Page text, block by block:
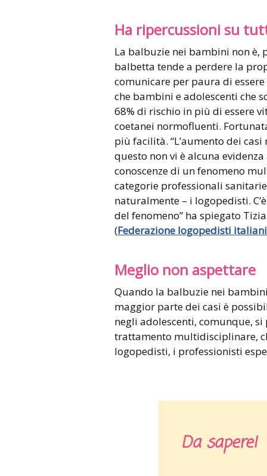
Ha ripercussioni su
La balbuzie nei bambini non è,
balbetta tende a perdere la
comunicare per paura di
che bambini e adolescenti che
68% di rischio in più di essere
coetanei normofluenti.
più facilità. “L’aumento dei
questo non vi è alcuna
conoscenze di un fenomeno
categorie professionali
naturalmente – i logopedisti.
del fenomeno” ha spiegato
(Federazione logopedisti italiani
Meglio non aspettare
Quando la balbuzie nei
maggior parte dei casi è
negli adolescenti, comunque,
trattamento multidisciplinare,
logopedisti, i professionisti
Da sapere!